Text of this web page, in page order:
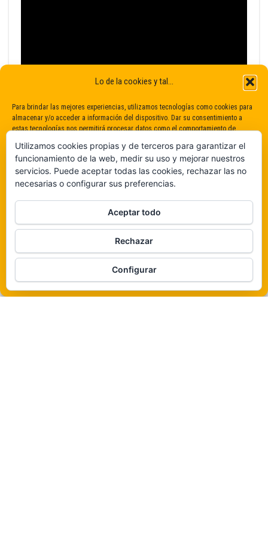
Lo de la cookies y tal...
Para brindar las mejores experiencias, utilizamos tecnologías como cookies para
almacenar y/o acceder a información del dispositivo. Dar su consentimiento a
estas tecnologías nos permitirá procesar datos como el comportamiento de
consentimiento puede afectar negativamente a determinadas características y
funciones.
De ninguna manera
Veámos que hay aquí
Política de cookies
WordPress |Tema:
Utilizamos cookies propias y de terceros para garantizar el
funcionamiento de la web, medir su uso y mejorar nuestros
servicios. Puede aceptar todas las cookies, rechazar las no
necesarias o configurar sus preferencias.
Aceptar todo
Rechazar
Configurar